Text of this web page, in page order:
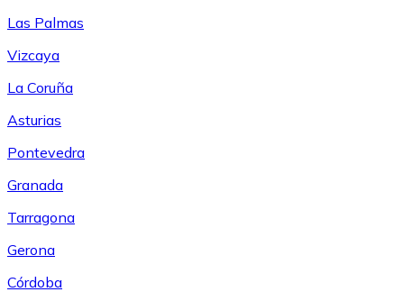
Las Palmas
Vizcaya
La Coruña
Asturias
Pontevedra
Granada
Tarragona
Gerona
Córdoba